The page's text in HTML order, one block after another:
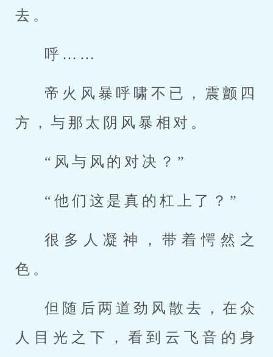
去。
呼……
帝火风暴呼啸不已，震颤四
方，与那太阴风暴相对。
“风与风的对决？”
“他们这是真的杠上了？”
很多人凝神，带着愕然之
色。
但随后两道劲风散去，在众
人目光之下，看到云飞音的身